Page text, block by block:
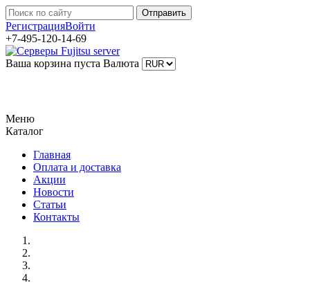
РегистрацияВойти
+7-495-120-14-69
Ваша корзина пуста Валюта
Меню
Каталог
Главная
Оплата и доставка
Акции
Новости
Статьи
Контакты